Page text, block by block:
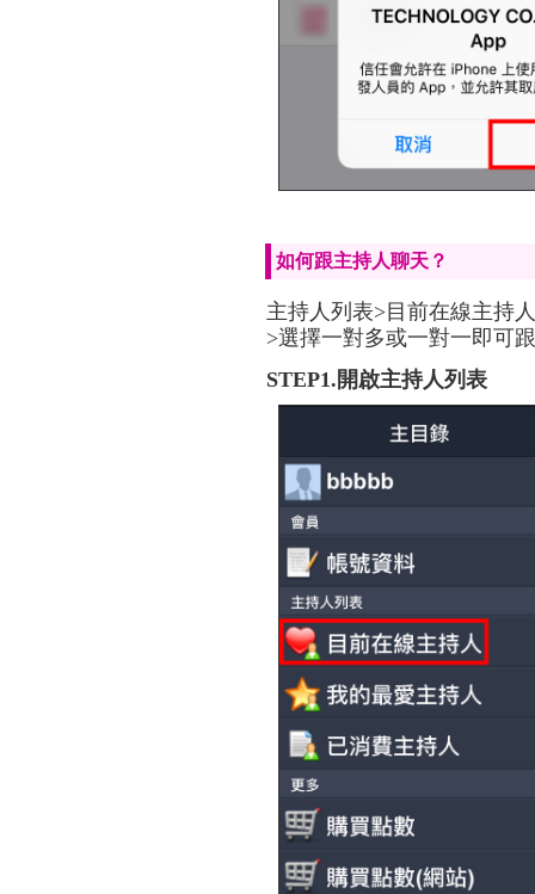
如何跟主持人聊天？
主持人列表>目前在線主持
>選擇一對多或一對一即可
STEP1.開啟主持人列表